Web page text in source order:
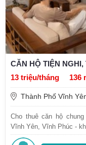
CĂN HỘ TIỆN
13 triệu/tháng
136
Thành Phố Vĩnh
Cho thuê căn hộ
Vĩnh Yên, Vĩnh Phúc -